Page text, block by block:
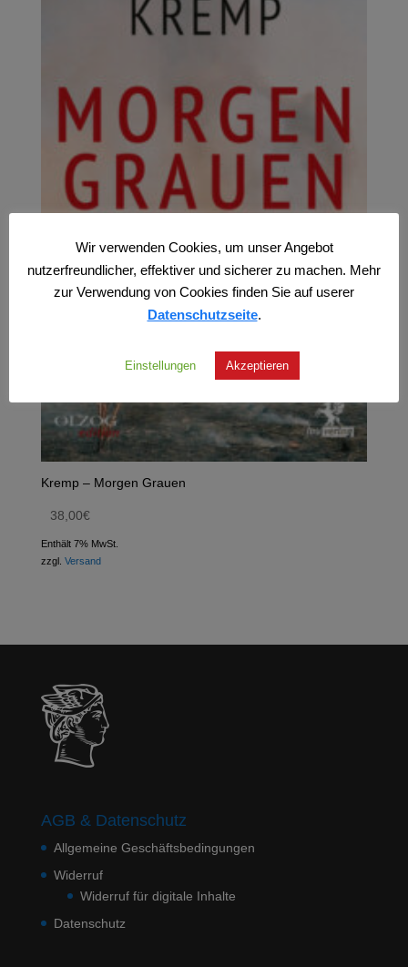
Kremp – Morgen Grauen
38,00€
Enthält 7% MwSt.
zzgl. Versand
AGB & Datenschutz
Allgemeine Geschäftsbedingungen
Widerruf
Widerruf für digitale Inhalte
Datenschutz
Wir verwenden Cookies, um unser Angebot
nutzerfreundlicher, effektiver und sicherer zu machen. Mehr
zur Verwendung von Cookies finden Sie auf userer
Datenschutzseite.
Einstellungen Akzeptieren